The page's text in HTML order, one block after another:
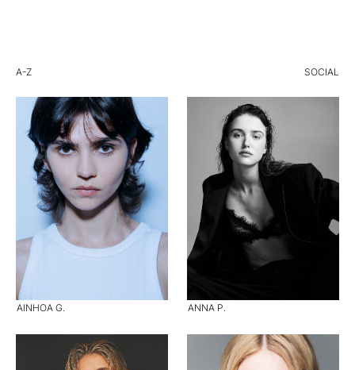
A-Z SOCIAL
AINHOA G. ANNA P.